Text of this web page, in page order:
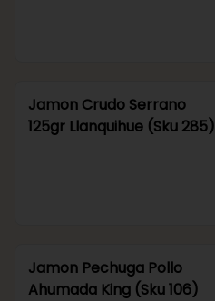
Jamon Crudo Serrano
125gr Llanquihue (Sku 285)
Jamon Pechuga Pollo
Ahumada King (Sku 106)